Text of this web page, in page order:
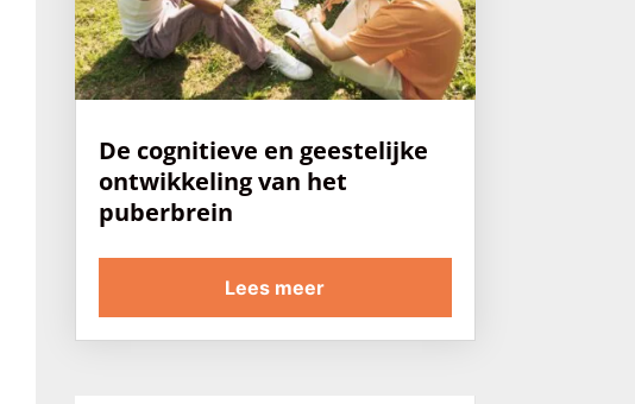
De cognitieve en geestelijke
ontwikkeling van het
puberbrein
Lees meer